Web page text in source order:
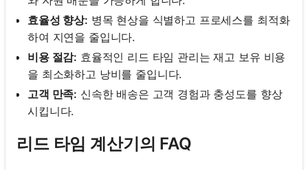
효율성 향상: 병목 현상을 식별하고 프로세스를 최적화
하여 지연을 줄입니다.
비용 절감: 효율적인 리드 타임 관리는 재고 보유 비용
을 최소화하고 낭비를 줄입니다.
고객 만족: 신속한 배송은 고객 경험과 충성도를 향상
시킵니다.
리드 타임 계산기의 FAQ